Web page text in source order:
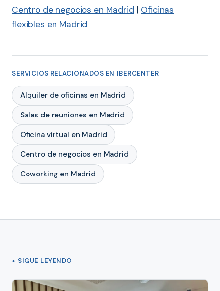
Centro de negocios en Madrid | Oficinas
flexibles en Madrid
SERVICIOS RELACIONADOS EN IBERCENTER
Alquiler de oficinas en Madrid
Salas de reuniones en Madrid
Oficina virtual en Madrid
Centro de negocios en Madrid
Coworking en Madrid
+ SIGUE LEYENDO